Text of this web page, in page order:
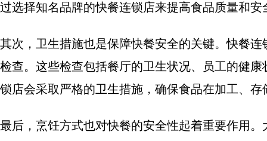
过选择知名品牌的快餐连锁店来提高食品质量和安
其次，卫生措施也是保障快餐安全的关键。快餐
检查。这些检查包括餐厅的卫生状况、员工的健
锁店会采取严格的卫生措施，确保食品在加工、
最后，烹饪方式也对快餐的安全性起着重要作用